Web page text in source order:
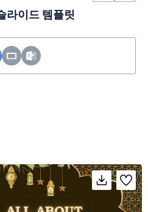
라이드 템플릿